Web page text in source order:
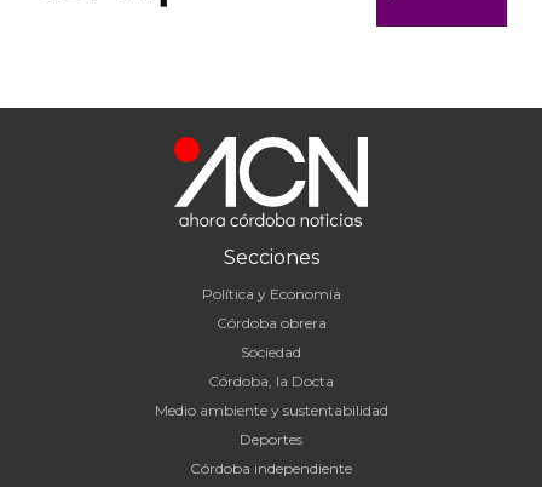
Secciones
Política y Economía
Córdoba obrera
Sociedad
Córdoba, la Docta
Medio ambiente y sustentabilidad
Deportes
Córdoba independiente